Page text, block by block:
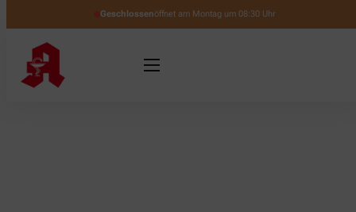
Geschlossenöffnet am Montag um 08:30 Uhr